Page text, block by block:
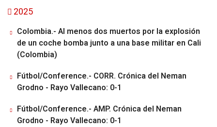
2025
Colombia.- Al menos dos muertos por la explosión
de un coche bomba junto a una base militar en Cali
(Colombia)
Fútbol/Conference.- CORR. Crónica del Neman
Grodno - Rayo Vallecano: 0-1
Fútbol/Conference.- AMP. Crónica del Neman
Grodno - Rayo Vallecano: 0-1